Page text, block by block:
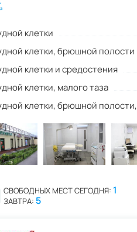
клетки
клетки, брюшной полости
клетки и средостения
клетки, малого таза
клетки, брюшной
СВОБОДНЫХ МЕСТ СЕГОДНЯ: 1
ЗАВТРА: 5